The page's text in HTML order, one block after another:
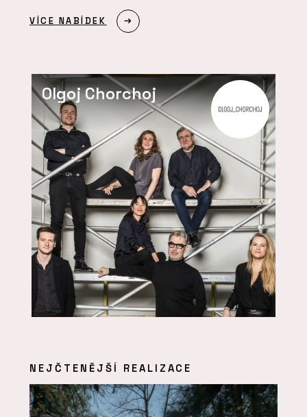
VÍCE NABÍDEK
Olgoj Chorchoj
NEJČTENĚJŠÍ REALIZACE